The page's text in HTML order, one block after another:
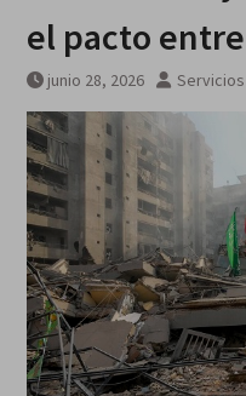
el pacto
junio 28, 2026